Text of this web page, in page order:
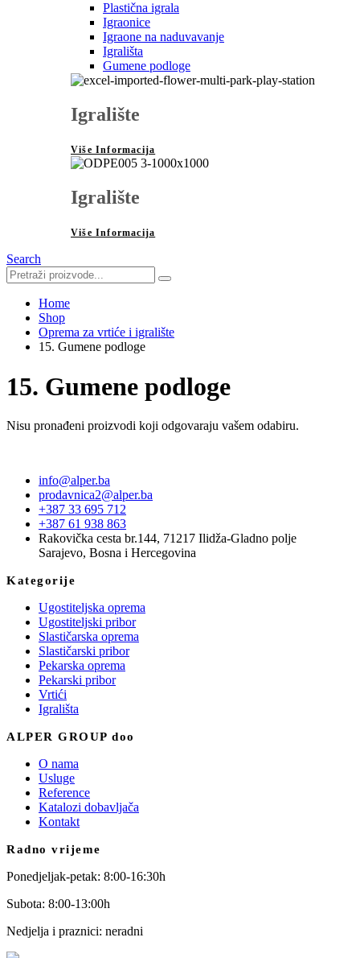
Plastična igrala
Igraonice
Igraone na naduvavanje
Igrališta
Gumene podloge
Igralište
Više Informacija
Igralište
Više Informacija
Search
Home
Shop
Oprema za vrtiće i igralište
15. Gumene podloge
15. Gumene podloge
Nisu pronađeni proizvodi koji odgovaraju vašem odabiru.
info@alper.ba
prodavnica2@alper.ba
+387 33 695 712
+387 61 938 863
Rakovička cesta br.144, 71217 Ilidža-Gladno polje
Sarajevo, Bosna i Hercegovina
Kategorije
Ugostiteljska oprema
Ugostiteljski pribor
Slastičarska oprema
Slastičarski pribor
Pekarska oprema
Pekarski pribor
Vrtići
Igrališta
ALPER GROUP doo
O nama
Usluge
Reference
Katalozi dobavljača
Kontakt
Radno vrijeme
Ponedjeljak-petak: 8:00-16:30h
Subota: 8:00-13:00h
Nedjelja i praznici: neradni